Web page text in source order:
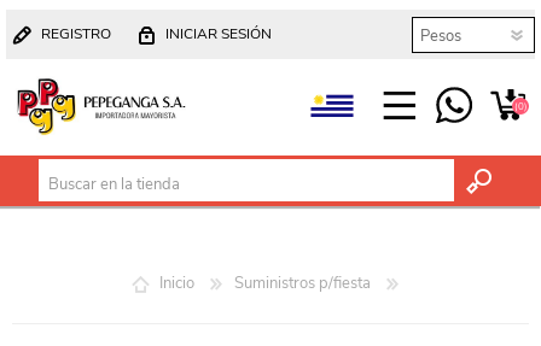
REGISTRO INICIAR SESIÓN
(0)
Inicio Suministros p/fiesta